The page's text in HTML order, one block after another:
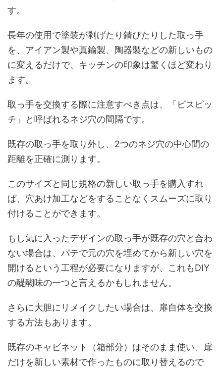
す。
長年の使用で塗装が剥げたり錆びたりした取っ手
を、アイアン製や真鍮製、陶器製などの新しいもの
に変えるだけで、キッチンの印象は驚くほど変わり
ます。
取っ手を交換する際に注意すべき点は、「ビスピッ
チ」と呼ばれるネジ穴の間隔です。
既存の取っ手を取り外し、2つのネジ穴の中心間の
距離を正確に測ります。
このサイズと同じ規格の新しい取っ手を購入すれ
ば、穴あけ加工などをすることなくスムーズに取り
付けることができます。
もし気に入ったデザインの取っ手が既存の穴と合わ
ない場合は、パテで元の穴を埋めてから新しい穴を
開けるという工程が必要になりますが、これもDIY
の醍醐味の一つと言えるかもしれません。
さらに大胆にリメイクしたい場合は、扉自体を交換
する方法もあります。
既存のキャビネット（箱部分）はそのまま使い、扉
だけを新しい素材で作ったものに取り替えるので